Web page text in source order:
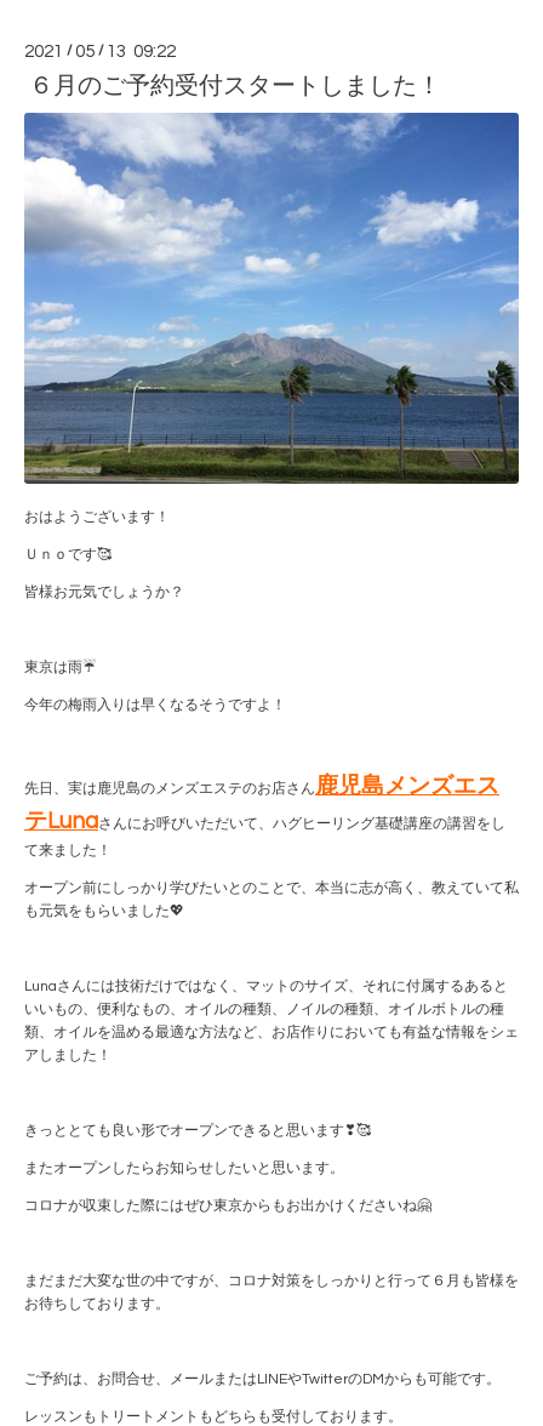
2021 /05 / 13 09:22
６月のご予約受付スタートしました！
おはようございます！
Ｕｎｏです🥰
皆様お元気でしょうか？
東京は雨☔
今年の梅雨入りは早くなるそうですよ！
先日、実は鹿児島のメンズエステのお店さん 鹿児島メンズエス
テLunaさんにお呼びいただいて、ハグヒーリング基礎講座の講習をし
て来ました！
オープン前にしっかり学びたいとのことで、本当に志が高く、教えていて私
も元気をもらいました💖
Lunaさんには技術だけではなく、マットのサイズ、それに付属するあると
いいもの、便利なもの、オイルの種類、ノイルの種類、オイルボトルの種
類、オイルを温める最適な方法など、お店作りにおいても有益な情報をシェ
アしました！
きっととても良い形でオープンできると思います❣🥰
またオープンしたらお知らせしたいと思います。
コロナが収束した際にはぜひ東京からもお出かけくださいね🤗
まだまだ大変な世の中ですが、コロナ対策をしっかりと行って６月も皆様を
お待ちしております。
ご予約は、お問合せ、メールまたはLINEやTwitterのDMからも可能です。
レッスンもトリートメントもどちらも受付しております。